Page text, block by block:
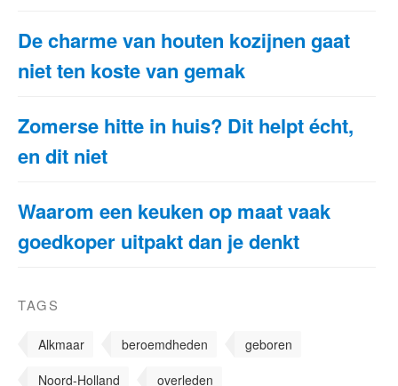
De charme van houten kozijnen gaat
niet ten koste van gemak
Zomerse hitte in huis? Dit helpt écht,
en dit niet
Waarom een keuken op maat vaak
goedkoper uitpakt dan je denkt
TAGS
Alkmaar beroemdheden
geboren
Noord-Holland
overleden